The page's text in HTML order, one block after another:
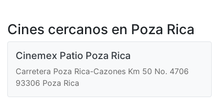
Cines cercanos en Poza Rica
Cinemex Patio Poza Rica
Carretera Poza Rica-Cazones Km 50 No. 4706
93306 Poza Rica